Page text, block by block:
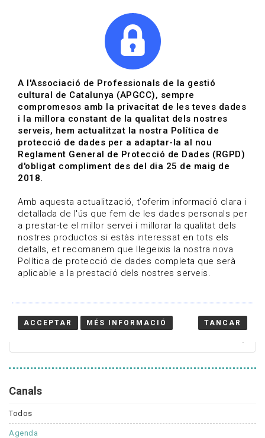
Actualitza't
Vols estar al dia?
HOME / BLOG
Estigues al dia
Convocatòries, activitats i notícies del sector de la
cultura.
Canals
Todos
Agenda
A l'Associació de Professionals de la gestió
cultural de Catalunya (APGCC), sempre
compromesos amb la privacitat de les teves dades
i la millora constant de la qualitat dels nostres
serveis, hem actualitzat la nostra Política de
protecció de dades per a adaptar-la al nou
Reglament General de Protecció de Dades (RGPD)
d'obligat compliment des del dia 25 de maig de
2018.
Amb aquesta actualització, t'oferim informació clara i
detallada de l'ús que fem de les dades personals per
a prestar-te el millor servei i millorar la qualitat dels
nostres productos.si estàs interessat en tots els
detalls, et recomanem que llegeixis la nostra nova
Política de protecció de dades completa que serà
aplicable a la prestació dels nostres serveis.
ACCEPTAR MÉS INFORMACIÓ TANCAR